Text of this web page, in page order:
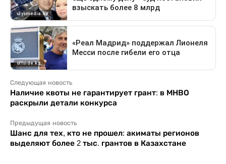
Следующая новость
Наличие квоты не гарантирует грант: в МНВО
раскрыли детали конкурса
Предыдущая новость
Шанс для тех, кто не прошел: акиматы регионов
выделяют более 2 тыс. грантов в Казахстане